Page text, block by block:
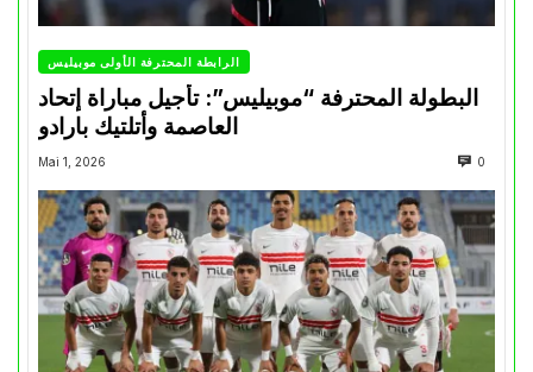
الرابطة المحترفة الأولى موبيليس
البطولة المحترفة “موبيليس”: تأجيل مباراة إتحاد
العاصمة وأتلتيك بارادو
Mai 1, 2026 0